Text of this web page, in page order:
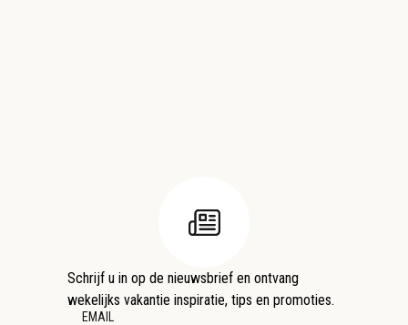
Schrijf u in op de nieuwsbrief en ontvang
wekelijks vakantie inspiratie, tips en promoties.
EMAIL